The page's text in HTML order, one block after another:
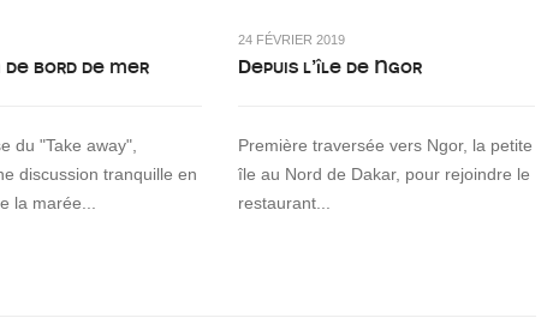
de bord de mer
du "Take away",
discussion tranquille en
la marée...
24 FÉVRIER 2019
Depuis l’île de Ngor
Première traversée vers Ngor, la petite
île au Nord de Dakar, pour rejoindre le
restaurant...